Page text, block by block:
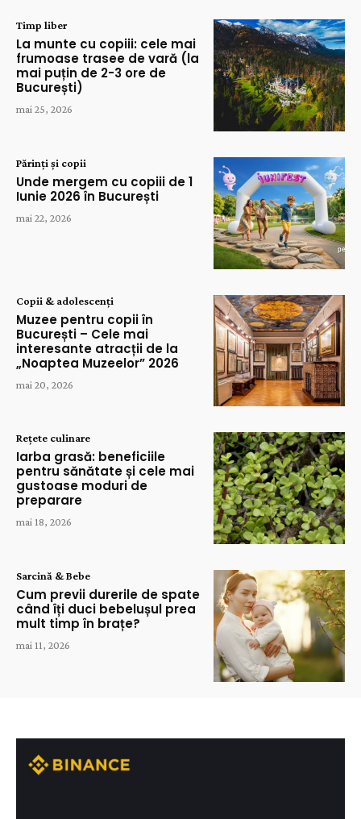
Timp liber
La munte cu copiii: cele mai
frumoase trasee de vară (la
mai puțin de 2-3 ore de
București)
mai 25, 2026
Părinți și copii
Unde mergem cu copiii de 1
Iunie 2026 în București
mai 22, 2026
Copii & adolescenți
Muzee pentru copii în
București – Cele mai
interesante atracții de la
„Noaptea Muzeelor” 2026
mai 20, 2026
Rețete culinare
Iarba grasă: beneficiile
pentru sănătate și cele mai
gustoase moduri de
preparare
mai 18, 2026
Sarcină & Bebe
Cum previi durerile de spate
când îți duci bebelușul prea
mult timp în brațe?
mai 11, 2026